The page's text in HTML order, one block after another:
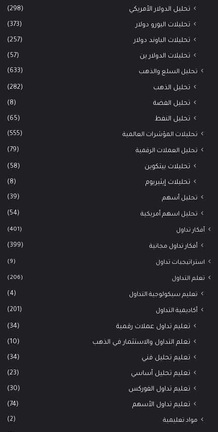
تحليل الدولار الأمريكي (298)
تحليلات اليورو دولار (373)
تحليلات الباوند دولار (257)
تحليلات الدولار ين (57)
تحليل السلع والذهب (633)
تحليل الذهب (282)
تحليل الفضة (8)
تحليل النفط (65)
تحليلات المؤشرات العالمية (555)
تحليل العملات الرقمية (79)
تحليلات بيتكوين (58)
تحليلات إيثيريوم (8)
تحليل أسهم (39)
تحليل اسهم أمريكية (54)
أفكار تداول (401)
أفكار تداول مجانية (399)
استراتيجيات تداول (9)
تعلم التداول (206)
تعليم سيكولوجية التداول (4)
أكاديمية التداول (201)
تعليم تداول عملات رقمية (34)
تعلم التداول والاستثمار في الذهب (10)
تعليم تحليل فني (34)
تعليم تحليل أساسي (23)
تعليم تداول الفوركس (30)
تعليم تداول الأسهم (74)
مواد تعليمية (2)